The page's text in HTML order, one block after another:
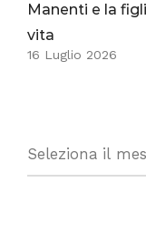
Manenti e la
vita
16 Luglio 2026